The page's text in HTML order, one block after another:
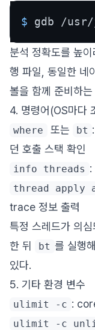
$ gdb /
분석 정확도를 높
행 파일, 동일한 네
볼을 함께 준비하
4. 명령어(OS마다
where 또는 bt
던 호출 스택 확인
info threads :
thread apply
trace 정보 출력
특정 스레드가 의심
한 뒤
bt 를 실행
있다.
5. 기타 환경 변수
ulimit -c :
ulimit -c